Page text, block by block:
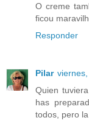
O creme
ficou
Responder
Pilar
Quien
has
todos, pero